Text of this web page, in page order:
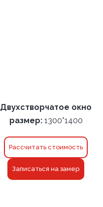
Двухстворчатое окно
размер: 1300*1400
Рассчитать стоимость
Записаться на замер